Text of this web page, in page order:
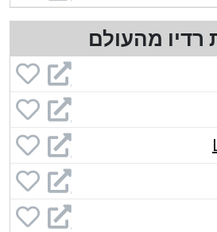
רדיו מהעולם